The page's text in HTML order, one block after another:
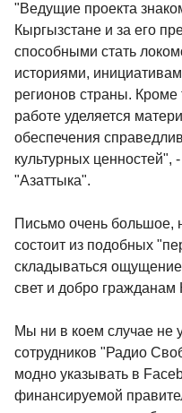
"Ведущие проекта
Кыргызстане и за его
способными стать
историями,
регионов страны.
работе уделяется
обеспечения
культурных
"Азаттыка".
Письмо очень большое,
состоит из подобных
складываться
свет и добро
Мы ни в коем случае не
сотрудников "Радио
модно указывать в
финансируемой